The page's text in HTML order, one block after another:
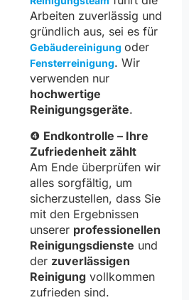
Arbeiten zuverlässig und
gründlich aus, sei es für
Gebäudereinigung oder
Fensterreinigung. Wir
verwenden nur
hochwertige
Reinigungsgeräte.
❹ Endkontrolle – Ihre
Zufriedenheit zählt
Am Ende überprüfen wir
alles sorgfältig, um
sicherzustellen, dass Sie
mit den Ergebnissen
unserer professionellen
Reinigungsdienste und
der zuverlässigen
Reinigung vollkommen
zufrieden sind.